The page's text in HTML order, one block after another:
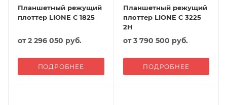
Планшетный режущий
плоттер LIONE С 1825
от2 296 050 руб.
ПОДРОБНЕЕ
Планшетный режущий
плоттер LIONE С 3225
2H
от3 790 500 руб.
ПОДРОБНЕЕ